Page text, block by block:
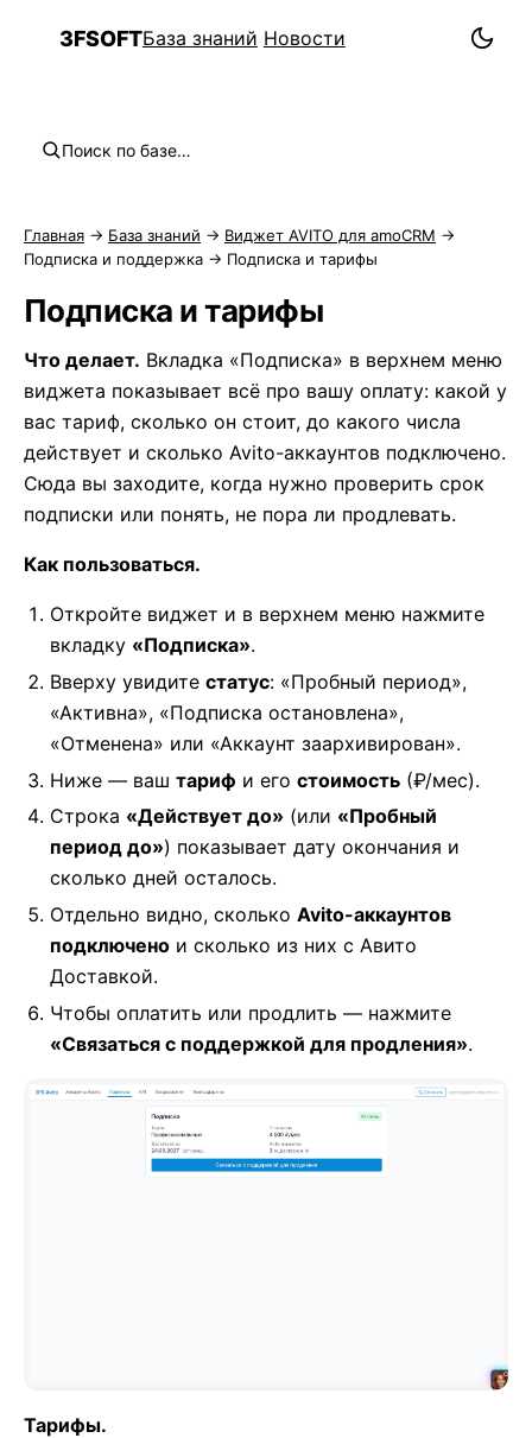
3FSOFTБаза знаний Новости
Поиск по базе…
Техподдержка
Главная → База знаний → Виджет AVITO для amoCRM →
Подписка и поддержка → Подписка и тарифы
Подписка и тарифы
Что делает. Вкладка «Подписка» в верхнем меню
виджета показывает всё про вашу оплату: какой у
вас тариф, сколько он стоит, до какого числа
действует и сколько Avito-аккаунтов подключено.
Сюда вы заходите, когда нужно проверить срок
подписки или понять, не пора ли продлевать.
Как пользоваться.
Откройте виджет и в верхнем меню нажмите
вкладку «Подписка».
Вверху увидитестатус: «Пробный период»,
«Активна», «Подписка остановлена»,
«Отменена» или «Аккаунт заархивирован».
Ниже — ваштариф и егостоимость (₽/мес).
Строка «Действует до» (или «Пробный
период до») показывает дату окончания и
сколько дней осталось.
Отдельно видно, сколькоAvito-аккаунтов
подключено и сколько из них с Авито
Доставкой.
Чтобы оплатить или продлить — нажмите
«Связаться с поддержкой для продления».
Тарифы.